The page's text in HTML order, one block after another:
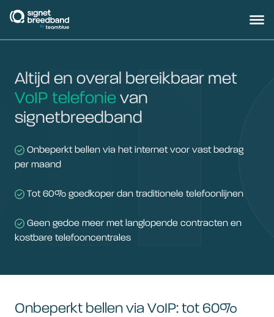
signetbreedband
Altijd en overal bereikbaar met
VoIP telefonie van
signetbreedband
Onbeperkt bellen via het internet voor vast bedrag
per maand
Tot 60% goedkoper dan traditionele telefoonlijnen
Geen gedoe meer met langlopende contracten en
kostbare telefooncentrales
Onbeperkt bellen via VoIP: tot 60%